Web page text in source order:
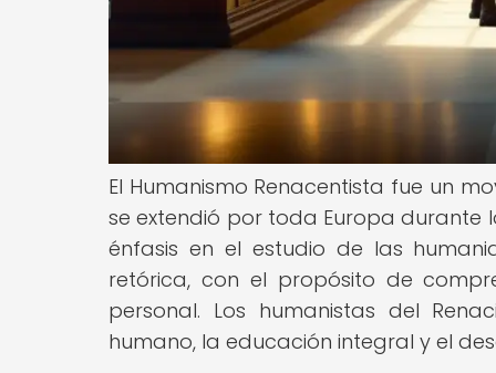
El Humanismo Renacentista fue un
se extendió por toda Europa durante
énfasis en el estudio de las
retórica, con el propósito de
personal. Los humanistas del
humano, la educación integral y el